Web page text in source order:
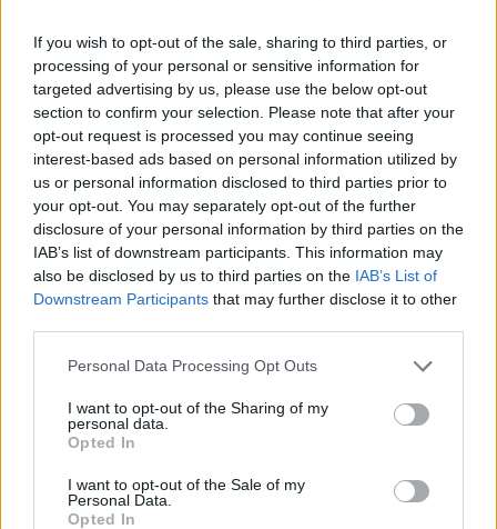
If you wish to opt-out of the sale, sharing to third parties, or
processing of your personal or sensitive information for
targeted advertising by us, please use the below opt-out
section to confirm your selection. Please note that after your
opt-out request is processed you may continue seeing
interest-based ads based on personal information utilized by
us or personal information disclosed to third parties prior to
your opt-out. You may separately opt-out of the further
disclosure of your personal information by third parties on the
IAB’s list of downstream participants. This information may
also be disclosed by us to third parties on the IAB’s List of
Downstream Participants that may further disclose it to other
Personal Data Processing Opt Outs
I want to opt-out of the Sharing of my
personal data.
Opted In
I want to opt-out of the Sale of my
Personal Data.
Opted In
Ajándék a közösségben való
gondolkodás – jubilál a
Napsugár és Szivárvány
gyermeklapok válaszúti
pedagógusfóruma
Nyolc erdélyi megyéből érkeztek
tanítónők és óvónők a Kolozs megyei
Válaszútra, a Napsugár és Szivárvány
gyermeklapok munkaközössége által
szervezett pedagógusfórumra.
Kolozsvári Magyar Napok irodalom